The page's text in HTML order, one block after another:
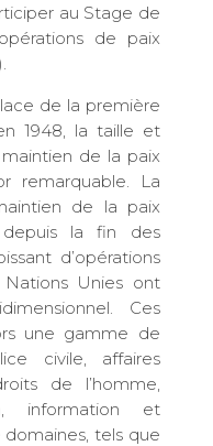
au Stage de
de paix
de la première
1948, la taille et
de la paix
remarquable. La
de la paix
la fin des
d’opérations
Unies ont
Ces
une gamme de
civile, affaires
de l’homme,
information et
tels que